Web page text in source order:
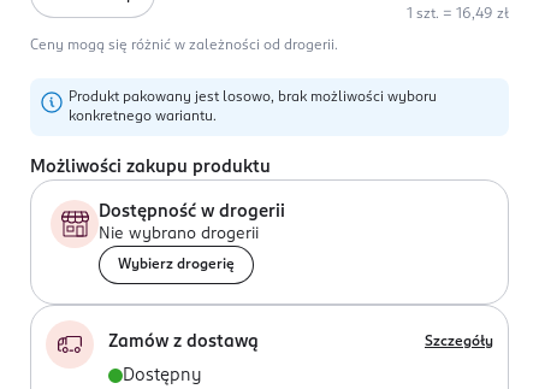
1 szt. = 16,49 zł
Ceny mogą się różnić w zależności od drogerii.
Produkt pakowany jest losowo, brak możliwości wyboru
konkretnego wariantu.
Możliwości zakupu produktu
Dostępność w drogerii
Nie wybrano drogerii
Wybierz drogerię
Zamów z dostawą Szczegóły
Dostępny